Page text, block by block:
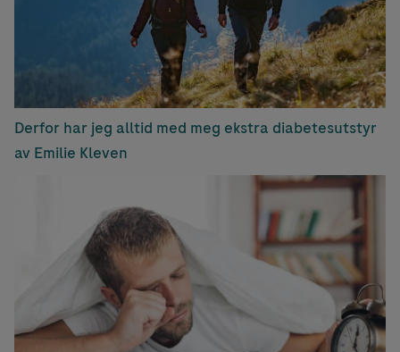
Derfor har jeg alltid med meg ekstra diabetesutstyr
av Emilie Kleven